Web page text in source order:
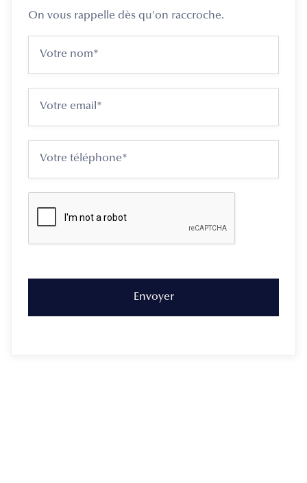
On vous rappelle dès qu'on raccroche.